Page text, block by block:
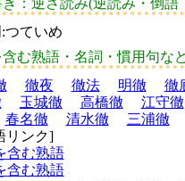
：逆さ読み(逆読み・倒語
つていめ
む熟語・名詞・慣用句な
徹夜 徹法 明徹
徹
玉城徹 高橋徹
江守徹
春名徹 清水徹
三浦徹
リンク]
含む熟語
含む熟語